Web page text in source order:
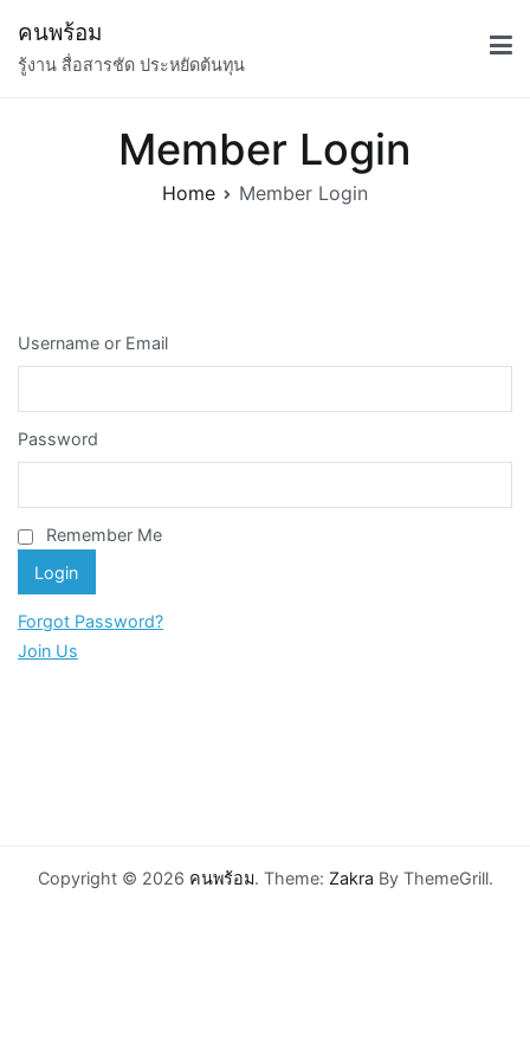
content
คนพร้อม
รู้งาน สื่อสารชัด ประหยัดต้นทุน
Member Login
Home Member Login
Username or Email
Password
Remember Me
Forgot Password?
Join Us
Copyright © 2026 คนพร้อม. Theme: Zakra By ThemeGrill.